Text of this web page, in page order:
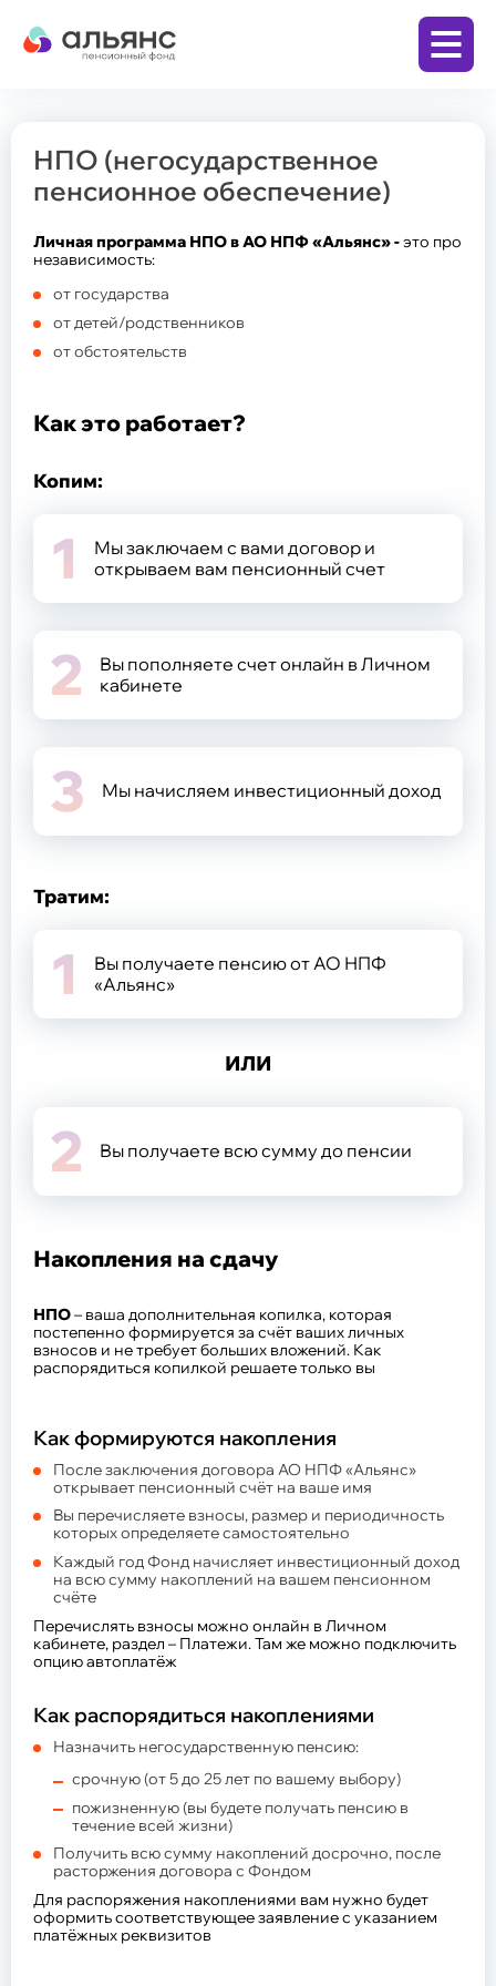
Личный кабинет
Заключить договор
Бизнесу
Корпоративная пенсионная программа
(КПП)
Программа долгосрочных сбережений (ПДС)
Дополнительная пенсия по
Общие сведения
Обязательное пенсионное страхование
Обновление сведений
Задать вопрос
Общие сведения
Надежность
Документы Фонда
Законодательство
Общие сведения и реквизиты
Структура и состав акционеров
Документы фонда
Показатели деятельности
Инвестиционный портфель
Защита прав потребителей
Закупки
пн.-пт.с 9:00-18:00 (по мск.)
НПО (негосударственное
пенсионное обеспечение)
Личная программа НПО в АО НПФ «Альянс» -это про
независимость:
от государства
от детей/родственников
от обстоятельств
Как это работает?
Копим:
1
Мы заключаем с вами договор и
открываем вам пенсионный счет
2
Вы пополняете счет онлайн в Личном
кабинете
3 Мы начисляем инвестиционный доход
Тратим:
1 Вы получаете пенсию от АО НПФ
«Альянс»
ИЛИ
2 Вы получаете всю сумму до пенсии
Накопления на сдачу
НПО– ваша дополнительная копилка, которая
постепенно формируется за счёт ваших личных
взносов и не требует больших вложений. Как
распорядиться копилкой решаете только вы
Как формируются накопления
После заключения договора АО НПФ «Альянс»
открывает пенсионный счёт на ваше имя
Вы перечисляете взносы, размер и периодичность
которых определяете самостоятельно
Каждый год Фонд начисляет инвестиционный доход
на всю сумму накоплений на вашем пенсионном
счёте
Перечислять взносы можно онлайн в Личном
кабинете, раздел – Платежи. Там же можно подключить
опцию автоплатёж
Как распорядиться накоплениями
Назначить негосударственную пенсию:
срочную (от 5 до 25 лет по вашему выбору)
пожизненную (вы будете получать пенсию в
течение всей жизни)
Получить всю сумму накоплений досрочно, после
расторжения договора с Фондом
Для распоряжения накоплениями вам нужно будет
оформить соответствующее заявление с указанием
платёжных реквизитов